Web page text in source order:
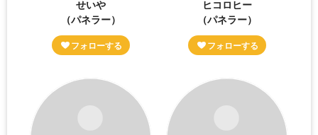
せいや
（パネラー）
ヒコロヒー
（パネラー）